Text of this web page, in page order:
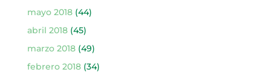
mayo 2018(44)
abril 2018(45)
marzo 2018(49)
febrero 2018(34)